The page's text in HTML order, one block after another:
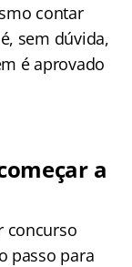
contar
sem dúvida,
é aprovado
a
concurso
passo para